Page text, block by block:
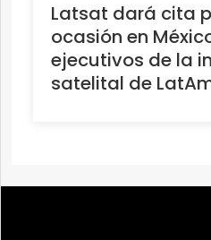
Latsat dará cita
ocasión en
ejecutivos de la
satelital de